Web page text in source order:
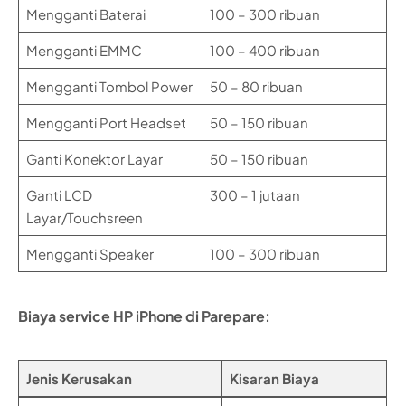
Mengganti Baterai 100 – 300 ribuan
Mengganti EMMC 100 – 400 ribuan
Mengganti Tombol Power 50 – 80 ribuan
Mengganti Port Headset 50 – 150 ribuan
Ganti Konektor Layar 50 – 150 ribuan
Ganti LCD
Layar/Touchsreen
300 – 1 jutaan
Mengganti Speaker 100 – 300 ribuan
Biaya service HP iPhone di Parepare:
Jenis Kerusakan Kisaran Biaya